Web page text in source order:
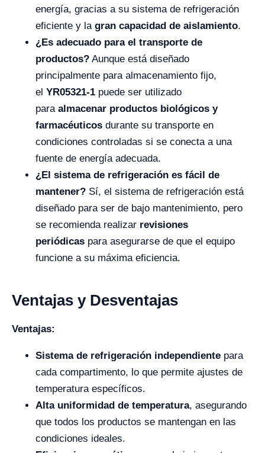
energía, gracias a su sistema de refrigeración
eficiente y la gran capacidad de aislamiento.
¿Es adecuado para el transporte de
productos? Aunque está diseñado
principalmente para almacenamiento fijo,
el YR05321-1 puede ser utilizado
para almacenar productos biológicos y
farmacéuticos durante su transporte en
condiciones controladas si se conecta a una
fuente de energía adecuada.
¿El sistema de refrigeración es fácil de
mantener? Sí, el sistema de refrigeración está
diseñado para ser de bajo mantenimiento, pero
se recomienda realizar revisiones
periódicas para asegurarse de que el equipo
funcione a su máxima eficiencia.
Ventajas y Desventajas
Ventajas:
Sistema de refrigeración independiente para
cada compartimento, lo que permite ajustes de
temperatura específicos.
Alta uniformidad de temperatura, asegurando
que todos los productos se mantengan en las
condiciones ideales.